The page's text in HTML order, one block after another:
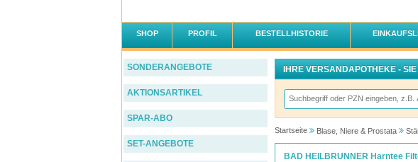
SHOP PROFIL BESTELLHISTORIE
IHRE VERSANDAPOTHEKE -
Startseite Blase, Niere & Prostata
BAD HEILBRUNNER Harntee
SONDERANGEBOTE
AKTIONSARTIKEL
SPAR-ABO
SET-ANGEBOTE